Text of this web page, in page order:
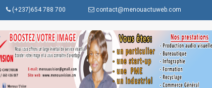
(+237)654 788 700 contact@menouactuweb.com